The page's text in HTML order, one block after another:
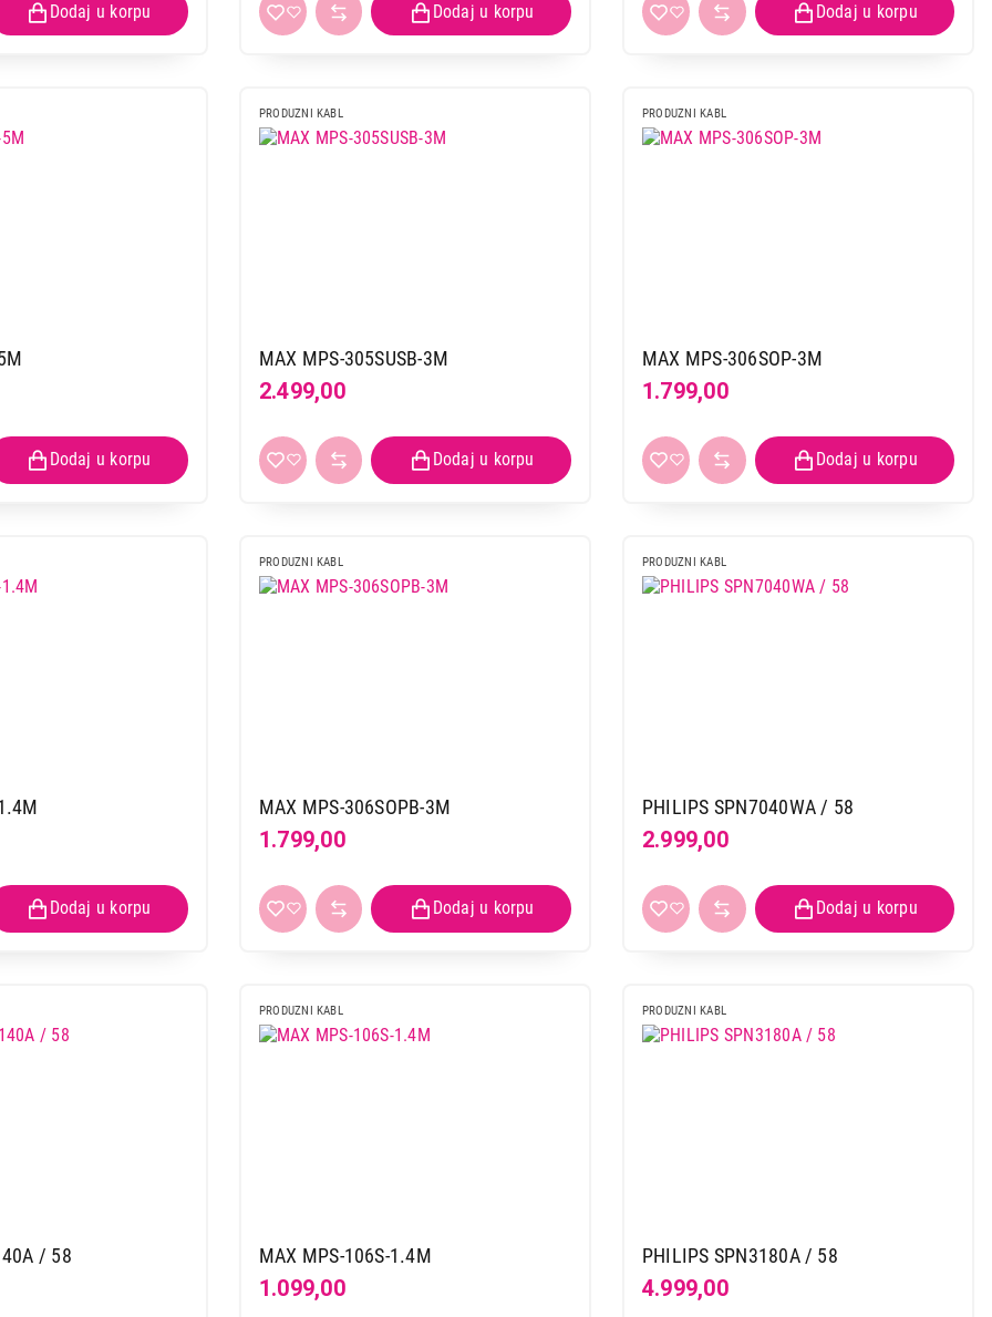
PRODUZNI KABL
MAX MPS-305SUSB-3M
2.499,00
PRODUZNI KABL
MAX MPS-306SOP-3M
1.799,00
PRODUZNI KABL
MAX MPS-306SOPB-3M
1.799,00
PRODUZNI KABL
PHILIPS SPN7040WA / 58
2.999,00
/ 58
PRODUZNI KABL
MAX MPS-106S-1.4M
1.099,00
PRODUZNI KABL
PHILIPS SPN3180A / 58
4.999,00
Nastavi kupovinu Završi kupovinu